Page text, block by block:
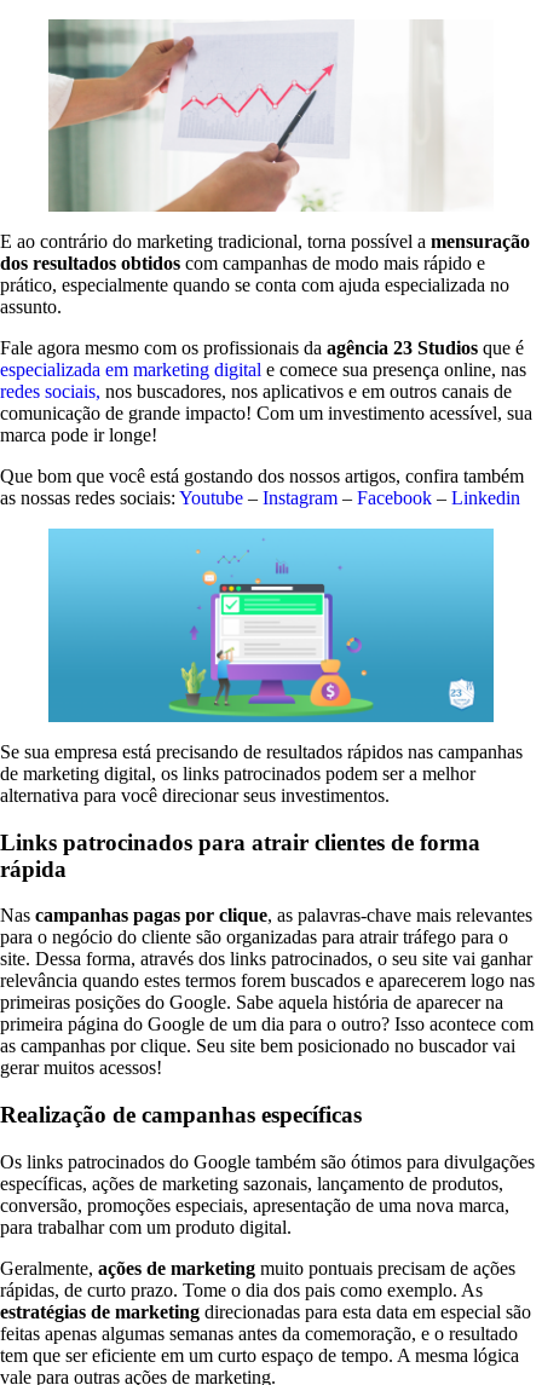
E ao contrário do marketing tradicional, torna possível a mensuração
dos resultados obtidos com campanhas de modo mais rápido e
prático, especialmente quando se conta com ajuda especializada no
assunto.
Fale agora mesmo com os profissionais da agência 23 Studios que é
especializada em marketing digital e comece sua presença online, nas
redes sociais, nos buscadores, nos aplicativos e em outros canais de
comunicação de grande impacto! Com um investimento acessível, sua
marca pode ir longe!
Que bom que você está gostando dos nossos artigos, confira também
as nossas redes sociais: Youtube – Instagram – Facebook – Linkedin
Se sua empresa está precisando de resultados rápidos nas campanhas
de marketing digital, os links patrocinados podem ser a melhor
alternativa para você direcionar seus investimentos.
Links patrocinados para atrair clientes de forma
rápida
Nas campanhas pagas por clique, as palavras-chave mais relevantes
para o negócio do cliente são organizadas para atrair tráfego para o
site. Dessa forma, através dos links patrocinados, o seu site vai ganhar
relevância quando estes termos forem buscados e aparecerem logo nas
primeiras posições do Google. Sabe aquela história de aparecer na
primeira página do Google de um dia para o outro? Isso acontece com
as campanhas por clique. Seu site bem posicionado no buscador vai
gerar muitos acessos!
Realização de campanhas específicas
Os links patrocinados do Google também são ótimos para divulgações
específicas, ações de marketing sazonais, lançamento de produtos,
conversão, promoções especiais, apresentação de uma nova marca,
para trabalhar com um produto digital.
Geralmente, ações de marketing muito pontuais precisam de ações
rápidas, de curto prazo. Tome o dia dos pais como exemplo. As
estratégias de marketing direcionadas para esta data em especial são
feitas apenas algumas semanas antes da comemoração, e o resultado
tem que ser eficiente em um curto espaço de tempo. A mesma lógica
vale para outras ações de marketing.